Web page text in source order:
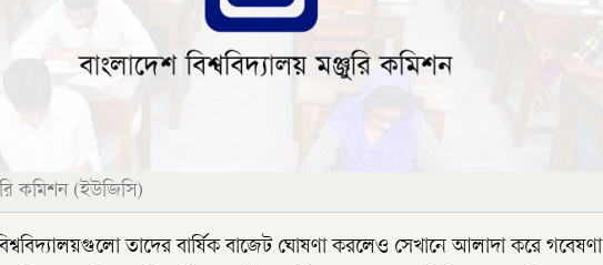
কমিশন (ইউজিসি)
তাদের বার্ষিক বাজেট ঘোষণা করলেও সেখানে আলাদা করে গবেষণা